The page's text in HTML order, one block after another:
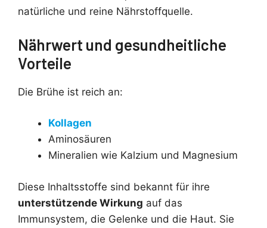
natürliche und reine Nährstoffquelle.
Nährwert und gesundheitliche
Vorteile
Die Brühe ist reich an:
Kollagen
Aminosäuren
Mineralien wie Kalzium und Magnesium
Diese Inhaltsstoffe sind bekannt für ihre
unterstützende Wirkung auf das
Immunsystem, die Gelenke und die Haut. Sie